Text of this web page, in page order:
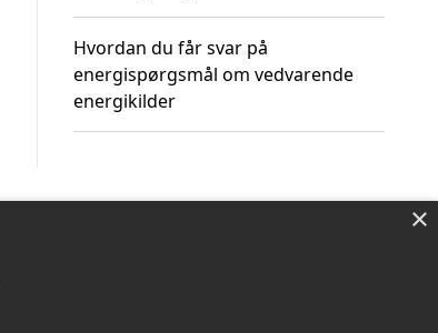
Hvordan du får svar på
energispørgsmål om vedvarende
energikilder
×